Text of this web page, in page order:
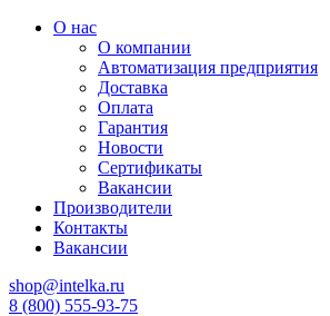
О нас
О компании
Автоматизация предприятия
Доставка
Оплата
Гарантия
Новости
Сертификаты
Вакансии
Производители
Контакты
Вакансии
shop@intelka.ru
8 (800) 555-93-75